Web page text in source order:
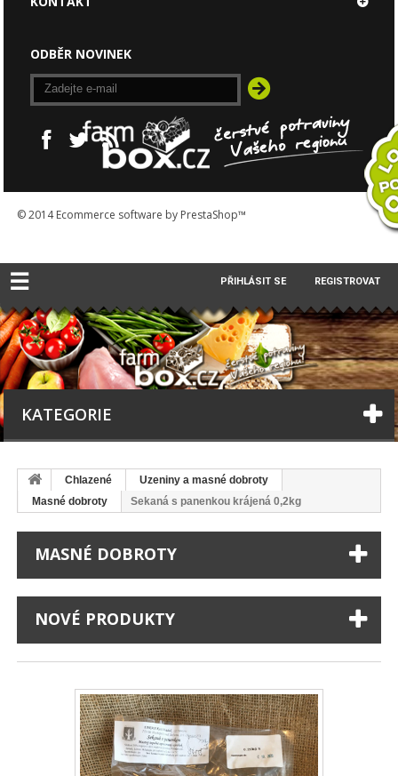
© 2014Ecommerce software by PrestaShop™
ODBĚR NOVINEK
☰ PŘIHLÁSIT SE REGISTROVAT
KATEGORIE
Chlazené
Uzeniny a masné dobroty
Masné dobroty
Sekaná s panenkou krájená 0,2kg
MASNÉ DOBROTY
NOVÉ PRODUKTY